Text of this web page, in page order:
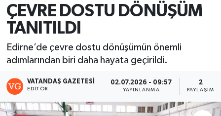
ÇEVRE DOSTU DÖNÜŞÜM
TANITILDI
Edirne’de çevre dostu dönüşümün önemli
adımlarından biri daha hayata geçirildi.
VATANDAŞ GAZETESI
EDITÖR
02.07.2026 - 09:57
YAYINLANMA
2
PAYLAŞIM
SİYASET
SAĞLIK
Tüm Manşetler
Son Dakika Haberleri